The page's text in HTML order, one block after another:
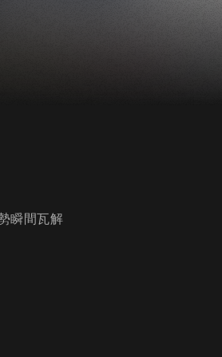
瞬間瓦解